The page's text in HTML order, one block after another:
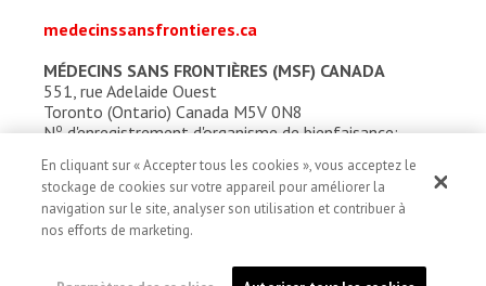
medecinssansfrontieres.ca
MÉDECINS SANS FRONTIÈRES (MSF) CANADA
551, rue Adelaide Ouest
Toronto (Ontario) Canada M5V 0N8
Nod'enregistrement d'organisme de bienfaisance:
En cliquant sur « Accepter tous les cookies », vous acceptez le
stockage de cookies sur votre appareil pour améliorer la
navigation sur le site, analyser son utilisation et contribuer à
nos efforts de marketing.